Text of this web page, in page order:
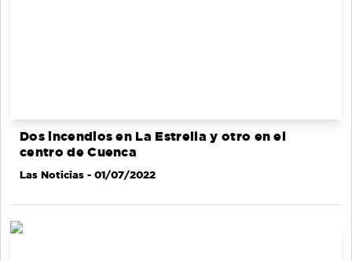
Dos incendios en La Estrella y otro en el
centro de Cuenca
Las Noticias - 01/07/2022